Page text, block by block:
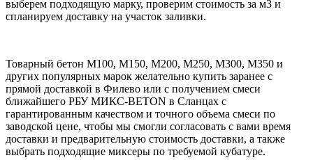
выберем подходящую марку, проверим стоимость за м3 и
спланируем доставку на участок заливки.
Товарный бетон М100, М150, М200, М250, М300, М350 и
других популярных марок желательно купить заранее с
прямой доставкой в Филево или с получением смеси
ближайшего РБУ МИКС-BETON в Сланцах с
гарантированным качеством и точного объема смеси по
заводской цене, чтобы мы смогли согласовать с вами время
доставки и предварительную стоимость доставки, а также
выбрать подходящие миксеры по требуемой кубатуре.